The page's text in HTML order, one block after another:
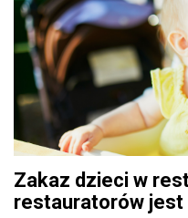
Zakaz dzieci w
restauratorów jest